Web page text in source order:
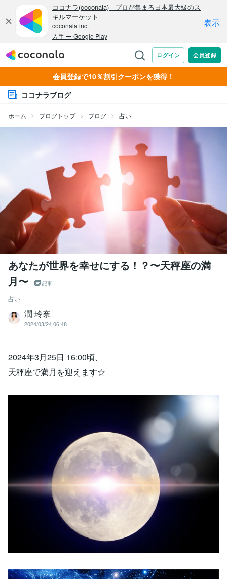
会員登録で10％割引クーポンを獲得！
ココナラブログ
ホーム ブログトップ ブログ 占い
あなたが世界を幸せにする！？〜天秤座の満
月〜
記事
占い
潤 玲奈
2024/03/24 06:48
2024年3月25日 16:00頃、
天秤座で満月を迎えます☆